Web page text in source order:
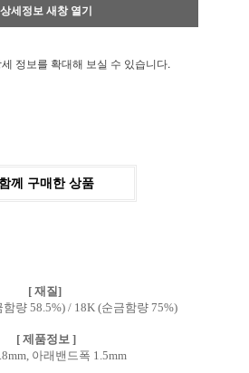
상세정보 새창 열기
정보를 확대해 보실 수 있습니다.
함께 구매한 상품
[ 재질]
량 58.5%) / 18K (순금함량 75%)
[ 제품정보 ]
아래밴드폭 1.5mm